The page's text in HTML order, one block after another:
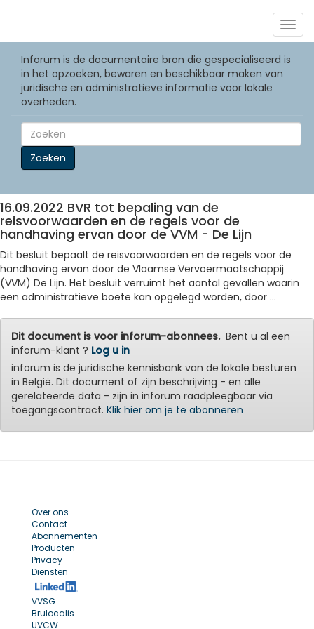
Inforum is de documentaire bron die gespecialiseerd is
in het opzoeken, bewaren en beschikbaar maken van
juridische en administratieve informatie voor lokale
overheden.
Zoeken
16.09.2022 BVR tot bepaling van de
reisvoorwaarden en de regels voor de
handhaving ervan door de VVM - De Lijn
Dit besluit bepaalt de reisvoorwaarden en de regels voor de
handhaving ervan door de Vlaamse Vervoermaatschappij
(VVM) De Lijn. Het besluit verruimt het aantal gevallen waarin
een administratieve boete kan opgelegd worden, door ...
Dit document is voor inforum-abonnees.Bent u al een
inforum-klant ? Log u in
inforum is de juridische kennisbank van de lokale besturen
in België. Dit document of zijn beschrijving - en alle
gerelateerde data - zijn in inforum raadpleegbaar via
toegangscontract. Klik hier om je te abonneren
Over ons
Contact
Abonnementen
Producten
Privacy
Diensten
VVSG
Brulocalis
UVCW